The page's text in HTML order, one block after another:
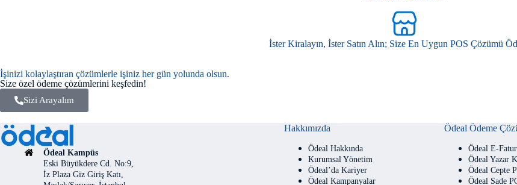
İster Kiralayın, İster Satın Alın; Size En Uygun POS Çözümü
İşinizi kolaylaştıran çözümlerle işiniz her gün yolunda olsun.
Size özel ödeme çözümlerini keşfedin!
Sizi Arayalım
Ödeal Kampüs
Eski Büyükdere Cd. No:9,
İz Plaza Giz Giriş Katı,
Hakkımızda
Ödeal Hakkında
Kurumsal Yönetim
Ödeal’da Kariyer
Ödeal Kampanyalar
Ödeal Ödeme
Ödeal E-
Ödeal Yazar
Ödeal Cepte
Ödeal Sade